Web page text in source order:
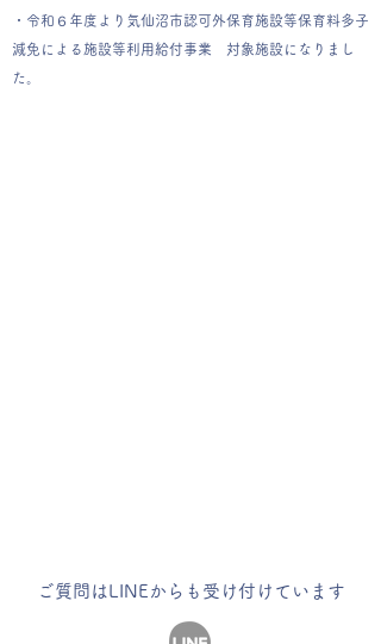
・令和６年度より気仙沼市認可外保育施設等保育料多子
減免による施設等利用給付事業 対象施設になりまし
た。
ご質問はLINEからも受け付けています